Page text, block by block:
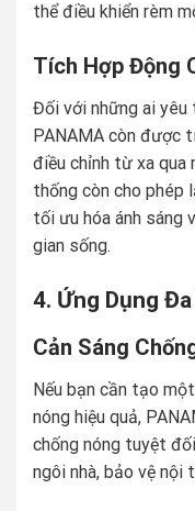
thể điều khiển rèm
Tích Hợp Động
Đối với những ai yêu
PANAMA còn được
điều chỉnh từ xa qua
thống còn cho phép
tối ưu hóa ánh sáng
gian sống.
4. Ứng Dụng Đa
Cản Sáng
Nếu bạn cần tạo
nóng hiệu quả,
chống nóng tuyệt
ngôi nhà, bảo vệ nội